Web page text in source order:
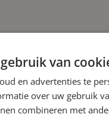
van
en advertenties te
over uw gebruik
combineren met